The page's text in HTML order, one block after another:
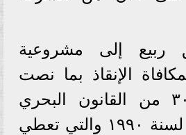
ربيع إلى مشروعية
الإنقاذ بما نصت
عليه المادة ٣٠٥ من القانون البحري
المصري رقم ٨ لسنة ١٩٩٠ والتي تعطي